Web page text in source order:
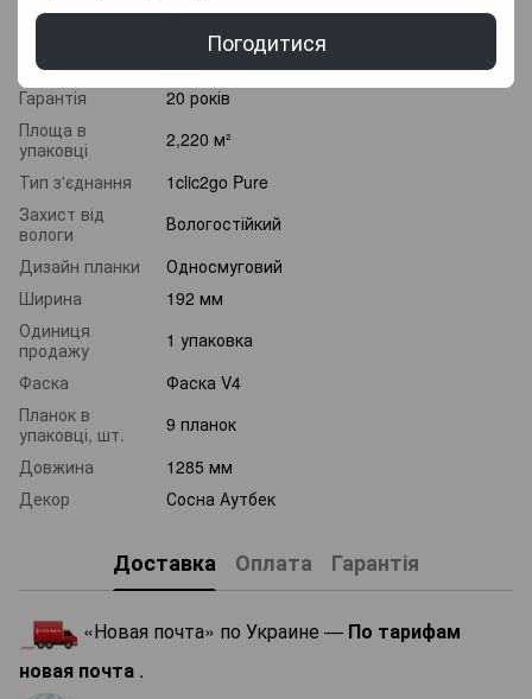
Погодитися
Країна
Колекція
Villa
Гарантія
20 років
Площа в
упаковці
2,220 м²
Тип з'єднання
1clic2go Pure
Захист від
вологи
Вологостійкий
Дизайн планки
Односмуговий
Ширина
192 мм
Одиниця
продажу
1 упаковка
Фаска
Фаска V4
Планок в
упаковці, шт.
9 планок
Довжина
1285 мм
Декор
Сосна Аутбек
Доставка Оплата Гарантія
«Новая почта» по Украине — По тарифам
новая почта .